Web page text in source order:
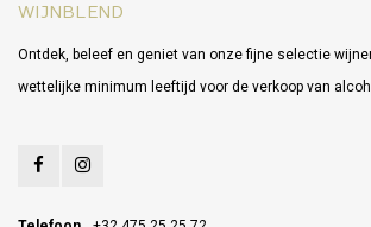
WIJNBLEND
Ontdek, beleef en geniet van onze fijne selectie
wettelijke minimum leeftijd voor de verkoop van